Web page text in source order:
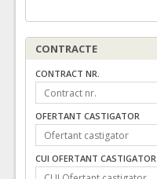
CONTRACTE
CONTRACT NR.
OFERTANT CASTIGATOR
CUI OFERTANT CASTIGATOR